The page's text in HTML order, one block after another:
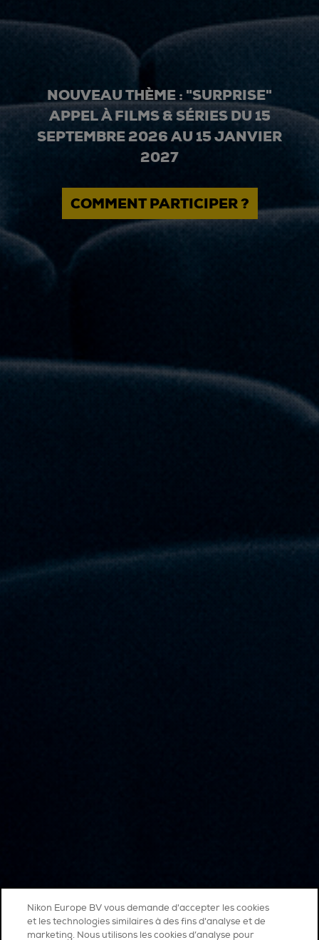
NOUVEAU THÈME : "SURPRISE"
APPEL À FILMS & SÉRIES DU 15
SEPTEMBRE 2026 AU 15 JANVIER
2027
COMMENT PARTICIPER ?
Nikon Europe BV vous demande d'accepter les cookies
et les technologies similaires à des fins d'analyse et de
marketing. Nous utilisons les cookies d’analyse pour